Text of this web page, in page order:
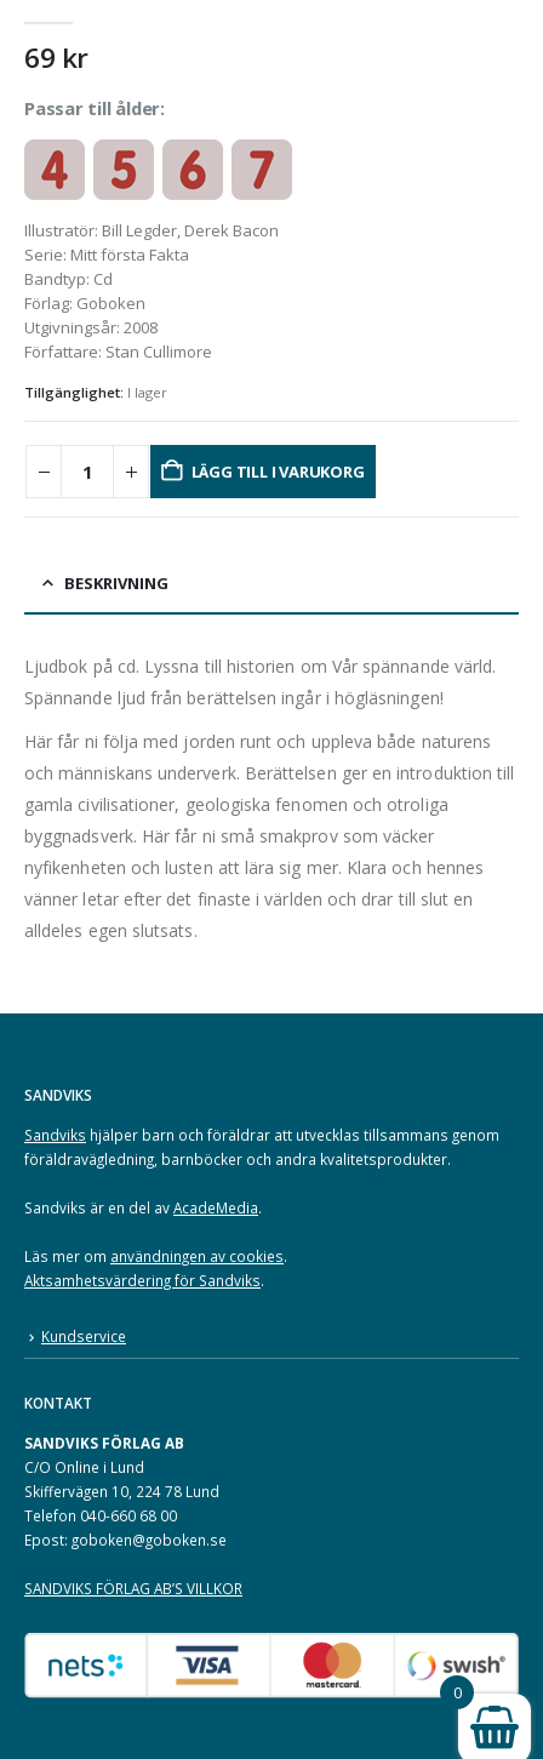
69 kr
Passar till ålder:
Illustratör: Bill Legder, Derek Bacon
Serie: Mitt första Fakta
Bandtyp: Cd
Förlag: Goboken
Utgivningsår: 2008
Författare: Stan Cullimore
Tillgänglighet: I lager
LÄGG TILL I VARUKORG
BESKRIVNING
Ljudbok på cd. Lyssna till historien om Vår spännande värld.
Spännande ljud från berättelsen ingår i högläsningen!
Här får ni följa med jorden runt och uppleva både naturens
och människans underverk. Berättelsen ger en introduktion till
gamla civilisationer, geologiska fenomen och otroliga
byggnadsverk. Här får ni små smakprov som väcker
nyfikenheten och lusten att lära sig mer. Klara och hennes
vänner letar efter det finaste i världen och drar till slut en
alldeles egen slutsats.
SANDVIKS
Sandviks hjälper barn och föräldrar att utvecklas tillsammans genom
föräldravägledning, barnböcker och andra kvalitetsprodukter.
Sandviks är en del avAcadeMedia.
Läs mer om användningen av cookies.
Aktsamhetsvärdering för Sandviks.
Kundservice
KONTAKT
SANDVIKS FÖRLAG AB
C/O Online i Lund
Skiffervägen 10, 224 78 Lund
Telefon 040-660 68 00
Epost: goboken@goboken.se
SANDVIKS FÖRLAG AB’S VILLKOR
0